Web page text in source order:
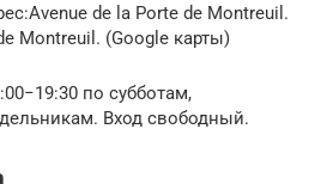
de la Porte de Montreuil.
Montreuil. (Google карты)
по субботам,
Вход свободный.